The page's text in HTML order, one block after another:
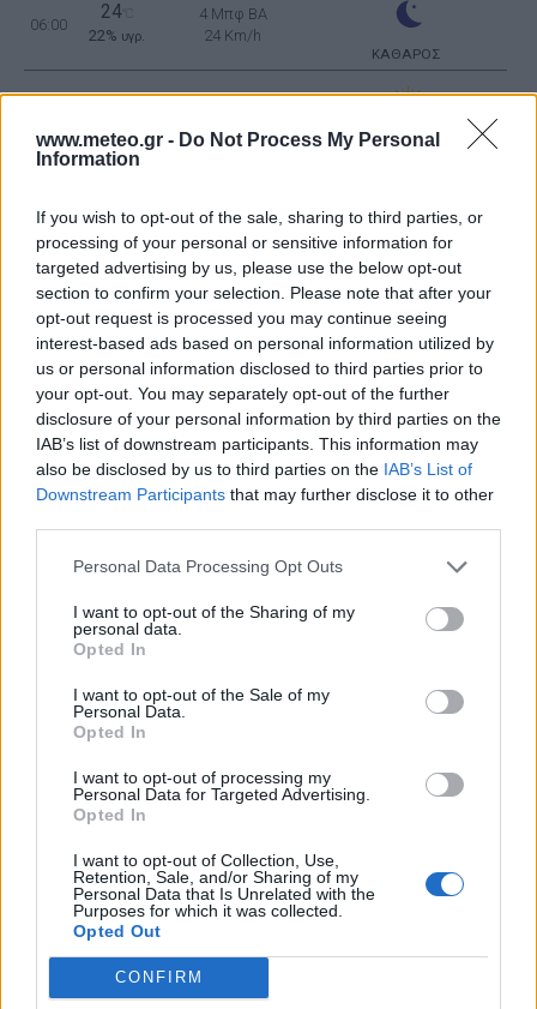
www.meteo.gr - Do Not Process My Personal
Information
If you wish to opt-out of the sale, sharing to third parties, or
processing of your personal or sensitive information for
targeted advertising by us, please use the below opt-out
section to confirm your selection. Please note that after your
opt-out request is processed you may continue seeing
interest-based ads based on personal information utilized by
us or personal information disclosed to third parties prior to
your opt-out. You may separately opt-out of the further
disclosure of your personal information by third parties on the
IAB’s list of downstream participants. This information may
also be disclosed by us to third parties on the IAB’s List of
Downstream Participants that may further disclose it to other
Personal Data Processing Opt Outs
I want to opt-out of the Sharing of my
personal data.
Opted In
I want to opt-out of the Sale of my
Personal Data.
Opted In
I want to opt-out of processing my
Personal Data for Targeted Advertising.
Opted In
I want to opt-out of Collection, Use,
Retention, Sale, and/or Sharing of my
Personal Data that Is Unrelated with the
Purposes for which it was collected.
Opted Out
CONFIRM
06:00
24°C
22% υγρ.
4 Μπφ BA
24 Km/h
ΚΑΘΑΡΟΣ
30
ΚΑΘΑΡΟΣ
15% υγρ.
9 Km/h
ΚΑΘΑΡΟΣ
15:00
40
14%υγρ.
3 Μπφ Α
16 Km/h
ΚΑΘΑΡΟΣ
18:00
40°C
14%υγρ.
2 Μπφ B
9 Km/h
ΚΑΘΑΡΟΣ
21:00
34
24%υγρ.
3 Μπφ B
16 Km/h
ΚΑΘΑΡΟΣ
ΠΕΜΠΤΗ13 ΑΥΓΟΥΣΤΟΥ Ανατολή: 06:47 - Δύση 20:29
28%υγρ.
16 Km/h
ΚΑΘΑΡΟΣ
23%υγρ.
16 Km/h
ΚΑΘΑΡΟΣ
24 °C
41%υγρ.
3 Μπφ BA
16 Km/h
31°C
26%υγρ.
3 Μπφ BA
16 Km/h
38
12%υγρ.